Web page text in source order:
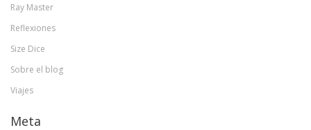
Ray Master
Reflexiones
Size Dice
Sobre el blog
Viajes
Meta